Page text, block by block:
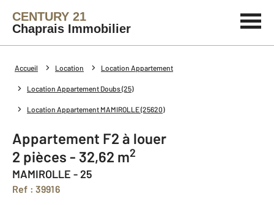
CENTURY 21
Chaprais Immobilier
Accueil Location Location Appartement
Location Appartement Doubs (25)
Location Appartement MAMIROLLE (25620)
Appartement F2 à louer
2 pièces - 32,62 m2
MAMIROLLE - 25
Ref : 39916